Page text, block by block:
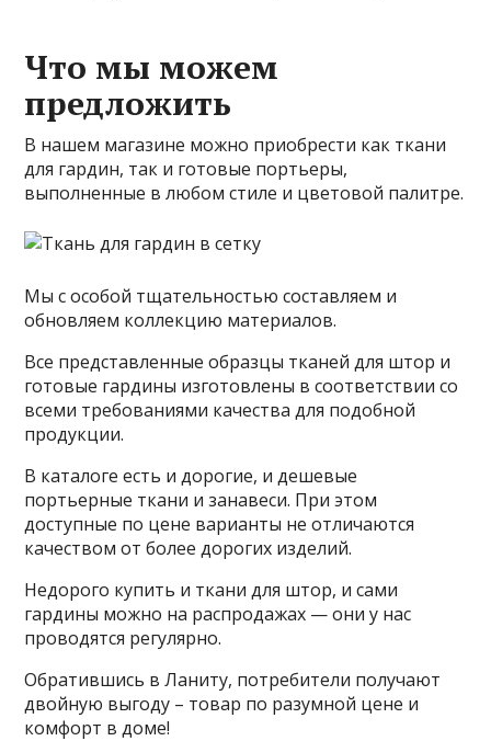
Что мы можем
предложить
В нашем магазине можно приобрести как ткани
для гардин, так и готовые портьеры,
выполненные в любом стиле и цветовой палитре.
Мы с особой тщательностью составляем и
обновляем коллекцию материалов.
Все представленные образцы тканей для штор и
готовые гардины изготовлены в соответствии со
всеми требованиями качества для подобной
продукции.
В каталоге есть и дорогие, и дешевые
портьерные ткани и занавеси. При этом
доступные по цене варианты не отличаются
качеством от более дорогих изделий.
Недорого купить и ткани для штор, и сами
гардины можно на распродажах — они у нас
проводятся регулярно.
Обратившись в Ланиту, потребители получают
двойную выгоду – товар по разумной цене и
комфорт в доме!